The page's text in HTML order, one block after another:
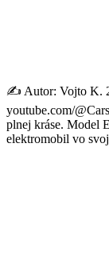
✍️ Autor: Vojto K.
youtube.com/
plnej kráse. Model
elektromobil vo